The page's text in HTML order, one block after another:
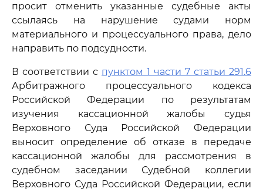
просит отменить указанные судебные акты
ссылаясь на нарушение судами норм
материального и процессуального права, дело
направить по подсудности.
В соответствии с пунктом 1 части 7 статьи 291.6
Арбитражного процессуального кодекса
Российской Федерации по результатам
изучения кассационной жалобы судья
Верховного Суда Российской Федерации
выносит определение об отказе в передаче
кассационной жалобы для рассмотрения в
судебном заседании Судебной коллегии
Верховного Суда Российской Федерации, если